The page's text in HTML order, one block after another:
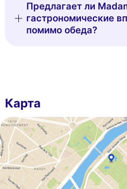
Предлагает ли
гастрономические
помимо обеда?
Карта